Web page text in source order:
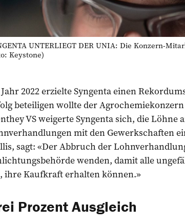
UNTERLIEGT DER UNIA: Die Konzern-
Keystone)
2022 erzielte Syngenta einen
beteiligen wollte der
VS weigerte Syngenta sich, die Löhne
mit den Gewerkschaften
sagt: «Der Abbruch der
wenden, damit alle
ihre Kaufkraft erhalten können.»
Prozent Ausgleich